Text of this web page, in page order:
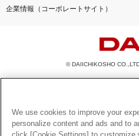
企業情報（コーポレートサイト）
© DAIICHIKOSHO
このサイトに掲載されている一切の文章・
を問わず、著作権法の定める範囲を超えて
とを禁じます。
楽曲及びコンテンツは、機種によりご利用
We use cookies to improve your
personalize content and ads and to